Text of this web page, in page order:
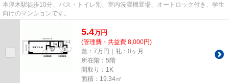
本厚木駅徒歩10分、バス・トイレ別、室内洗濯機置場、オートロック付き、学生
向けのマンションです。
5.4万円
(管理費・共益費 8,000円)
敷：7万円｜礼：0ヶ月
所在階：5階
間取り：1K
面積：19.34㎡